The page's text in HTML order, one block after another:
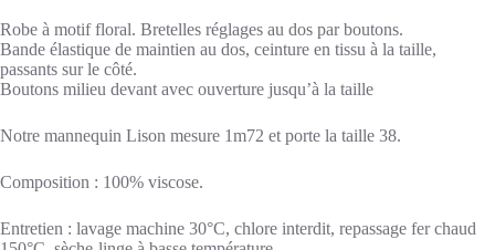
Robe à motif floral. Bretelles réglages au dos par boutons.
Bande élastique de maintien au dos, ceinture en tissu à la taille,
passants sur le côté.
Boutons milieu devant avec ouverture jusqu’à la taille
Notre mannequin Lison mesure 1m72 et porte la taille 38.
Composition : 100% viscose.
Entretien : lavage machine 30°C, chlore interdit, repassage fer chaud